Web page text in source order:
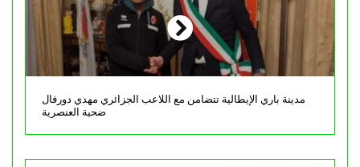
مدينة باري الإيطالية تتضامن مع اللاعب الجزائري مهدي دورفال
ضحية العنصرية